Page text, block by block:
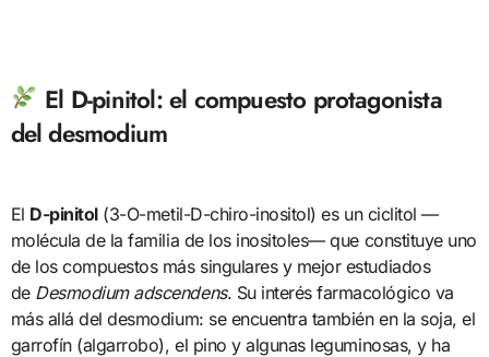
El D-pinitol: el compuesto protagonista
del desmodium
El D-pinitol(3-O-metil-D-chiro-inositol) es un ciclitol —
molécula de la familia de los inositoles— que constituye uno
de los compuestos más singulares y mejor estudiados
de Desmodium adscendens. Su interés farmacológico va
más allá del desmodium: se encuentra también en la soja, el
garrofín (algarrobo), el pino y algunas leguminosas, y ha